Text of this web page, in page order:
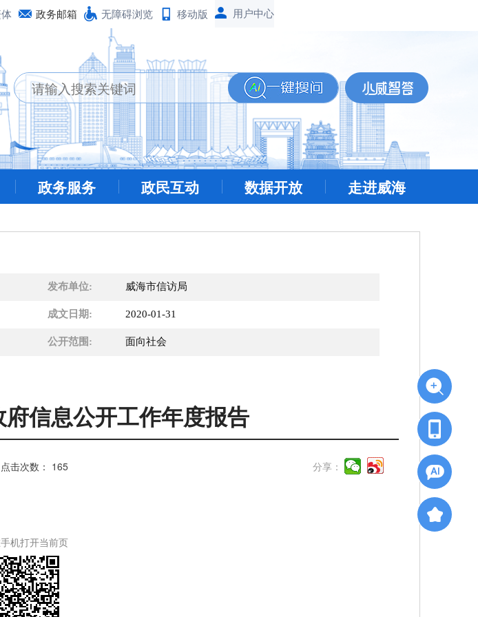
政务邮箱 无障碍浏览 移动版
政务服务 政民互动 数据开放 走进威海
发布单位: 威海市信访局
成文日期: 2020-01-31
公开范围: 面向社会
信息公开工作年度报告
点击次数： 165 分享：
机打开当前页